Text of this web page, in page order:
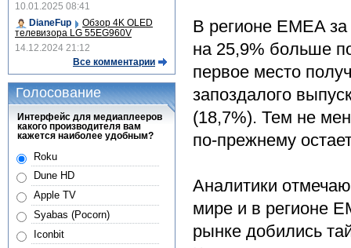
В регионе EMEA
на 25,9% больше
первое место
запоздалого
(18,7%). Тем не
по-прежнему
Аналитики
мире и в регионе
рынке добились
10.01.2025 08:41
DianeFup
Обзор 4K OLED
телевизора LG 55EG960V
14.12.2024 21:12
Все комментарии
Голосование
Интерфейс для медиаплееров
какого производителя вам
кажется наиболее удобным?
Roku
Dune HD
Apple TV
Syabas (Pocorn)
Iconbit